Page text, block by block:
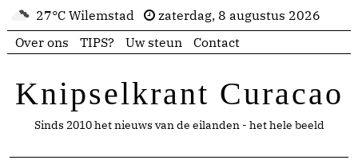
27°C Wilemstad
zaterdag, 8 augustus 2026
Over ons
TIPS? Uw steun Contact
Knipselkrant Curacao
Sinds 2010 het nieuws van de eilanden - het hele beeld